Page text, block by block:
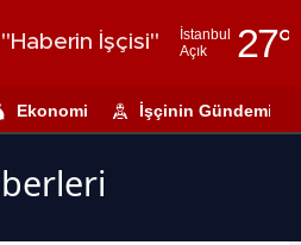
"Haberin İşçisi"
İstanbul
Açık
27°
Adıyaman
Ekonomi İşçinin Gündemi